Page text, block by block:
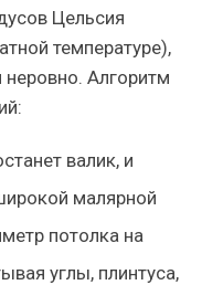
Цельсия
температуре),
неровно. Алгоритм
валик, и
малярной
потолка на
углы, плинтуса,